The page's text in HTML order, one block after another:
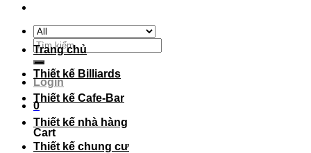
Search
for:
Login
0
Cart
Trang chủ
Thiết kế Billiards
Thiết kế Cafe-Bar
Thiết kế nhà hàng
Thiết kế chung cư